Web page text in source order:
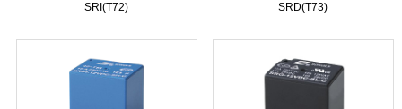
SRI(T72) SRD(T73)